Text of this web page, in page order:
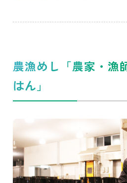
農漁めし「農家・漁
はん」